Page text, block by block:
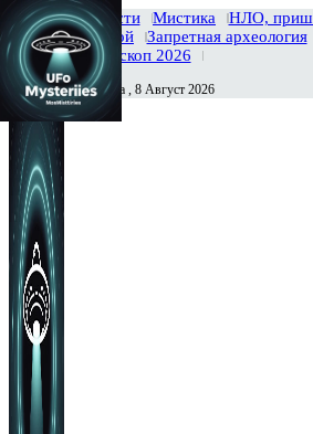
Главная Новости Мистика
НЛО,
Тайны вселенной
Запретная археология
История
Гороскоп 2026
Сегодня Суббота , 8 Август 2026